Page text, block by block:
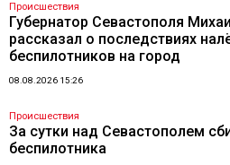
Происшествия
Губернатор Севастополя
рассказал о последствиях
беспилотников на город
08.08.2026 15:26
Происшествия
За сутки над Севастополем
беспилотника